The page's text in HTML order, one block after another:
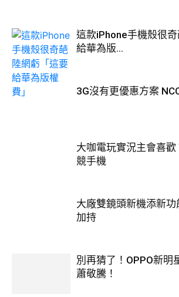
這款iPhone手機殼很
給華為版...
3G沒有更優惠方案
大咖電玩實況主會喜
競手機
大廠雙鏡頭新機添新
加持
別再猜了！OPPO新明
蕭敬騰！